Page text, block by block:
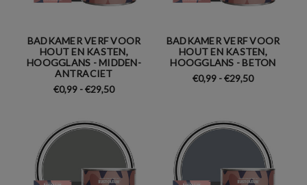
BADKAMER VERF VOOR
HOUT EN KASTEN,
HOOGGLANS - MIDDEN-
ANTRACIET
€0,99 - €29,50
BADKAMER VERF VOOR
HOUT EN KASTEN,
HOOGGLANS - BETON
€0,99 - €29,50